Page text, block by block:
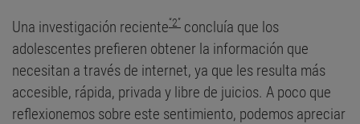
Una investigación reciente“2” concluía que los
adolescentes prefieren obtener la información que
necesitan a través de internet, ya que les resulta más
accesible, rápida, privada y libre de juicios. A poco que
reflexionemos sobre este sentimiento, podemos apreciar